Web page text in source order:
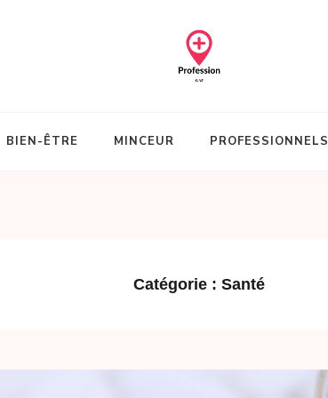
BIEN-ÊTRE MINCEUR PROFESSIONNELS
Catégorie : Santé